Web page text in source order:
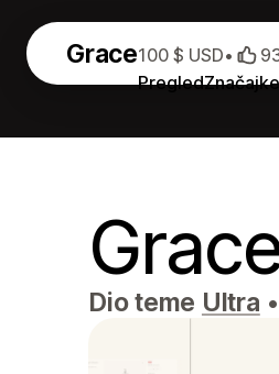
Grace
PregledZnačajke
100 $ USD•
Dio teme Ultra •